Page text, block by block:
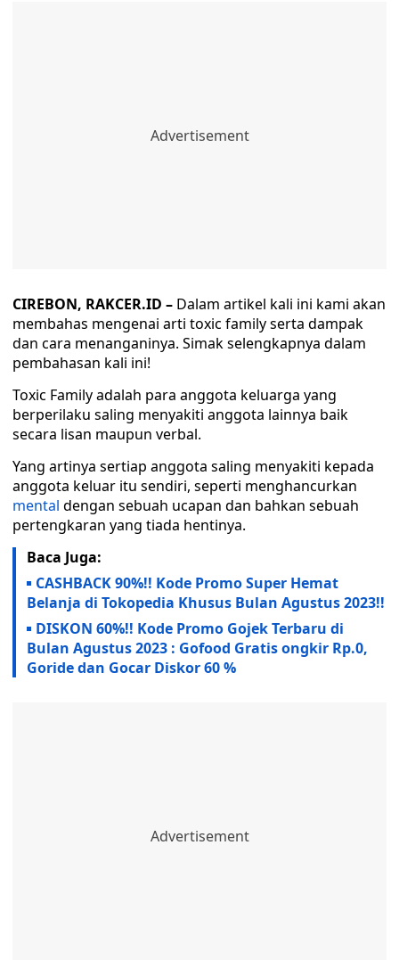
CIREBON, RAKCER.ID – Dalam artikel kali ini kami akan
membahas mengenai arti toxic family serta dampak
dan cara menanganinya. Simak selengkapnya dalam
pembahasan kali ini!
Toxic Family adalah para anggota keluarga yang
berperilaku saling menyakiti anggota lainnya baik
secara lisan maupun verbal.
Yang artinya sertiap anggota saling menyakiti kepada
anggota keluar itu sendiri, seperti menghancurkan
mental dengan sebuah ucapan dan bahkan sebuah
pertengkaran yang tiada hentinya.
Baca Juga:
CASHBACK 90%!! Kode Promo Super Hemat
Belanja di Tokopedia Khusus Bulan Agustus 2023!!
DISKON 60%!! Kode Promo Gojek Terbaru di
Bulan Agustus 2023 : Gofood Gratis ongkir Rp.0,
Goride dan Gocar Diskor 60 %